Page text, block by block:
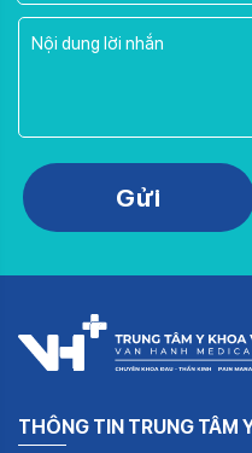
THÔNG TIN TRUNG TÂM
Please leave this field empty.
Gửi